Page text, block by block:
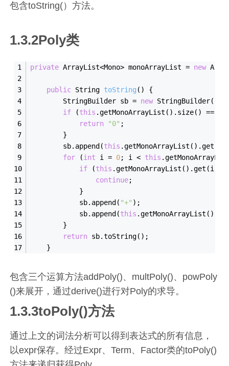
包含toString(）方法。
1.3.2Poly类
private ArrayList<Mono> monoArrayList = new
public String toString ()
{
        StringBuilder sb =
new StringBuilder();
if (this .getMonoArrayList().size() ==
return
"0" ;
        }
        sb.append(
this .getMonoArrayList().get(
for (int i = 0; i < this
if (this .getMonoArrayList().get(i +
continue;
            }
            sb.append(
"+" );
            sb.append(
this
        }
return sb.toString();
    }
包含三个运算方法addPoly()、multPoly()、powPoly
()来展开，通过derive()进行对Poly的求导。
1.3.3toPoly()方法
通过上文的词法分析可以得到表达式的所有信息，
以expr保存。经过Expr、Term、Factor类的toPoly()